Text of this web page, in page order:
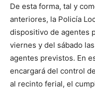
De esta forma, tal y
anteriores, la Policía
dispositivo de agentes
viernes y del sábado
agentes previstos. En
encargará del control
al recinto ferial, el